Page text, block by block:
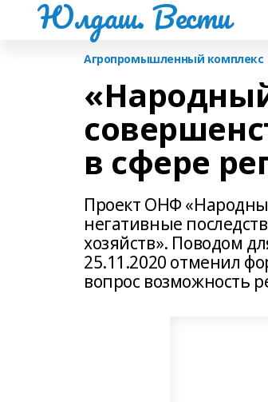
Юлдаш. Вести
Агропромышленный комплекс
в сфере
Проект ОНФ
негативные
хозяйств». Поводом
25.11.2020 отменил
вопрос возможность